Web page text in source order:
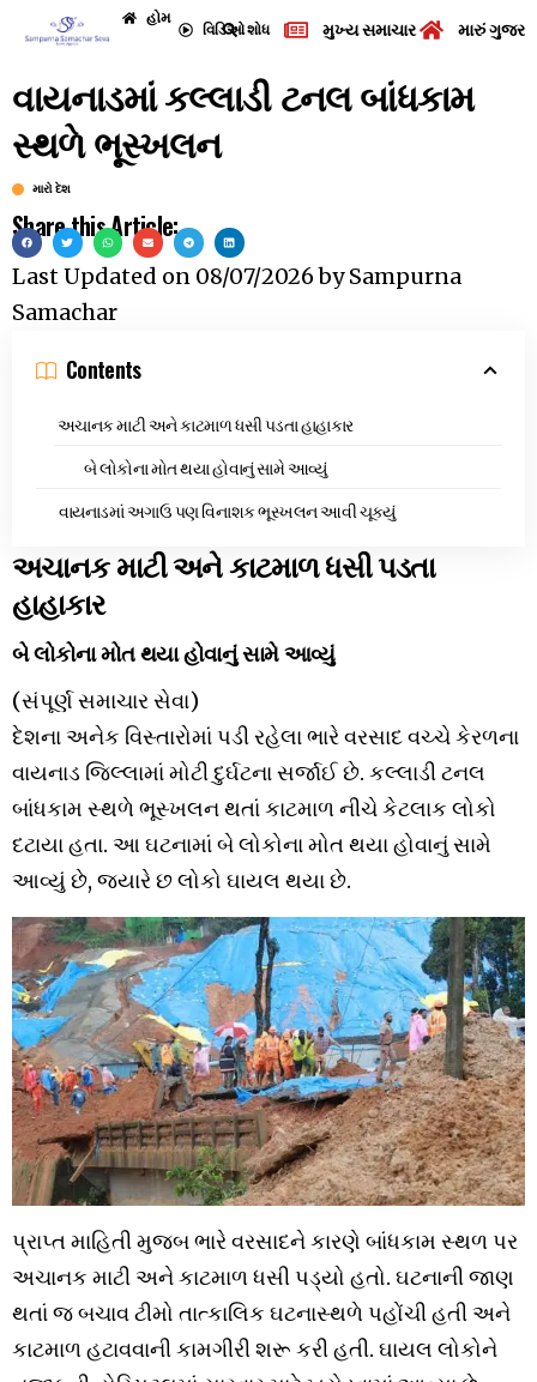
હોમ
વિડિઓશોધ મુખ્ય સમાચાર મારું
વાયનાડમાં કલ્લાડી ટનલ બાંધકામ
સ્થળે ભૂસ્ખલન
મારો દેશ
Share this Article:
Last Updated on 08/07/2026bySampurna
Samachar
Contents
અચાનક માટી અને કાટમાળ ધસી પડતા હાહાકાર
બે લોકોના મોત થયા હોવાનું સામે આવ્યું
વાયનાડમાં અગાઉ પણ વિનાશક ભૂસ્ખલન આવી ચૂક્યું
અચાનક માટી અને કાટમાળ ધસી પડતા
હાહાકાર
બે લોકોના મોત થયા હોવાનું સામે આવ્યું
(સંપૂર્ણ સમાચાર સેવા)
દેશના અનેક વિસ્તારોમાં પડી રહેલા ભારે વરસાદ વચ્ચે કેરળના
વાયનાડ જિલ્લામાં મોટી દુર્ઘટના સર્જાઈ છે. કલ્લાડી ટનલ
બાંધકામ સ્થળે ભૂસ્ખલન થતાં કાટમાળ નીચે કેટલાક લોકો
દટાયા હતા. આ ઘટનામાં બે લોકોના મોત થયા હોવાનું સામે
આવ્યું છે, જ્યારે છ લોકો ઘાયલ થયા છે.
પ્રાપ્ત માહિતી મુજબ ભારે વરસાદને કારણે બાંધકામ સ્થળ પર
અચાનક માટી અને કાટમાળ ધસી પડ્યો હતો. ઘટનાની જાણ
થતાં જ બચાવ ટીમો તાત્કાલિક ઘટનાસ્થળે પહોંચી હતી અને
કાટમાળ હટાવવાની કામગીરી શરૂ કરી હતી. ઘાયલ લોકોને